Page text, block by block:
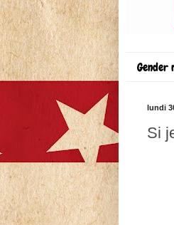
Gender
lundi
Si